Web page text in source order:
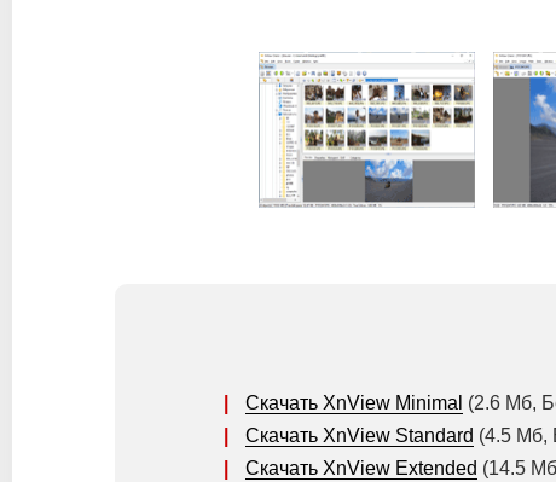
Скачать XnView Minimal (2.6 Мб,
Скачать XnView Standard (4.5 Мб,
Скачать XnView Extended (14.5